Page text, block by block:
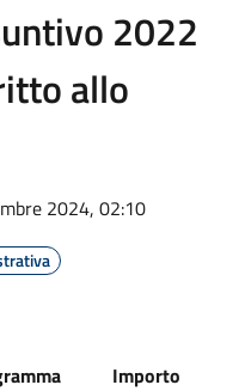
2022
allo
2024, 02:10
Importo